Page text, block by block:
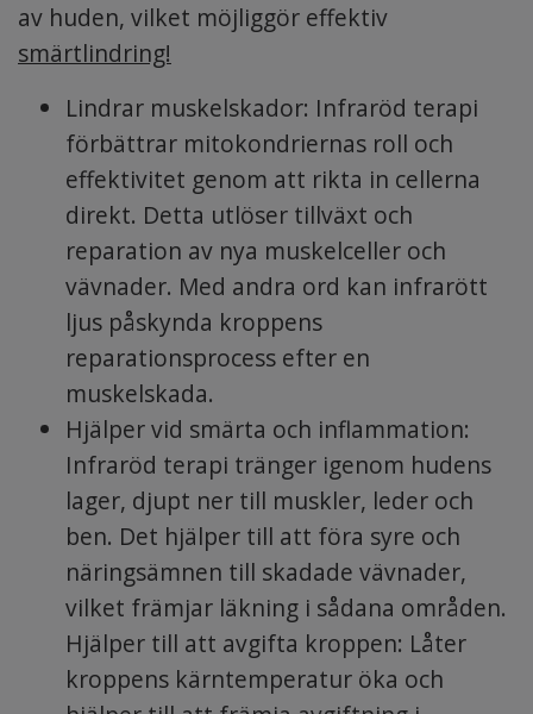
av huden, vilket möjliggör effektiv
smärtlindring!
Lindrar muskelskador: Infraröd terapi
förbättrar mitokondriernas roll och
effektivitet genom att rikta in cellerna
direkt. Detta utlöser tillväxt och
reparation av nya muskelceller och
vävnader. Med andra ord kan infrarött
ljus påskynda kroppens
reparationsprocess efter en
muskelskada.
Hjälper vid smärta och inflammation:
Infraröd terapi tränger igenom hudens
lager, djupt ner till muskler, leder och
ben. Det hjälper till att föra syre och
näringsämnen till skadade vävnader,
vilket främjar läkning i sådana områden.
Hjälper till att avgifta kroppen: Låter
kroppens kärntemperatur öka och